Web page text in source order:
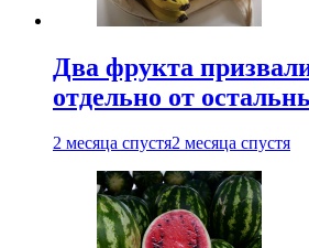
Два фрукта
отдельно от
2 месяца спустя2 месяца спустя